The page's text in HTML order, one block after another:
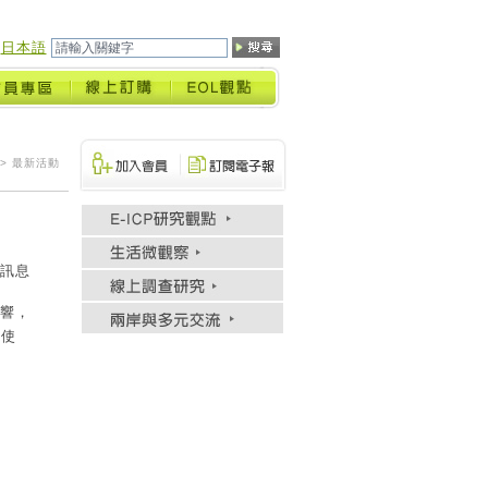
日本語
> 最新活動
息
，
使